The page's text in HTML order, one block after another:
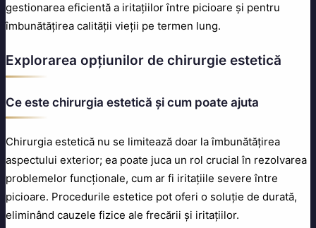
gestionarea eficientă a iritațiilor între picioare și pentru
îmbunătățirea calității vieții pe termen lung.
Explorarea opțiunilor de chirurgie estetică
Ce este chirurgia estetică și cum poate ajuta
Chirurgia estetică nu se limitează doar la îmbunătățirea
aspectului exterior; ea poate juca un rol crucial în rezolvarea
problemelor funcționale, cum ar fi iritațiile severe între
picioare. Procedurile estetice pot oferi o soluție de durată,
eliminând cauzele fizice ale frecării și iritațiilor.